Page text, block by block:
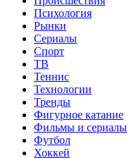
Психология
Рынки
Сериалы
Спорт
ТВ
Теннис
Технологии
Тренды
Фигурное катание
Фильмы и сериалы
Футбол
Хоккей